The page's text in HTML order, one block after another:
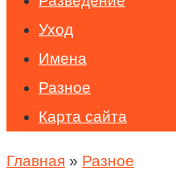
Уход
Имена
Разное
Карта сайта
Главная » Разное